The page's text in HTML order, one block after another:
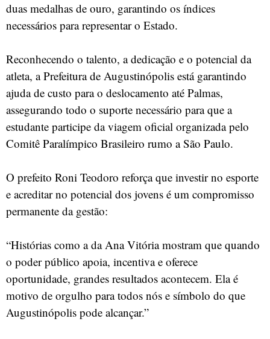
duas medalhas de ouro, garantindo os índices
necessários para representar o Estado.
Reconhecendo o talento, a dedicação e o potencial da
atleta, a Prefeitura de Augustinópolis está garantindo
ajuda de custo para o deslocamento até Palmas,
assegurando todo o suporte necessário para que a
estudante participe da viagem oficial organizada pelo
Comitê Paralímpico Brasileiro rumo a São Paulo.
O prefeito Roni Teodoro reforça que investir no esporte
e acreditar no potencial dos jovens é um compromisso
permanente da gestão:
“Histórias como a da Ana Vitória mostram que quando
o poder público apoia, incentiva e oferece
oportunidade, grandes resultados acontecem. Ela é
motivo de orgulho para todos nós e símbolo do que
Augustinópolis pode alcançar.”